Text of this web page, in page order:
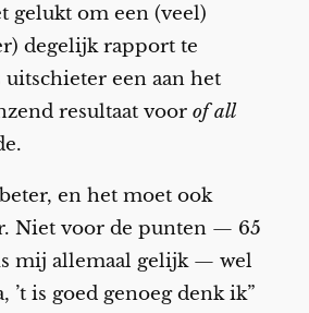
gelukt om een (veel)
degelijk rapport te
een aan het
resultaat voor of all
en het moet ook
Niet voor de punten — 65
mij allemaal gelijk — wel
’t is goed genoeg denk ik”